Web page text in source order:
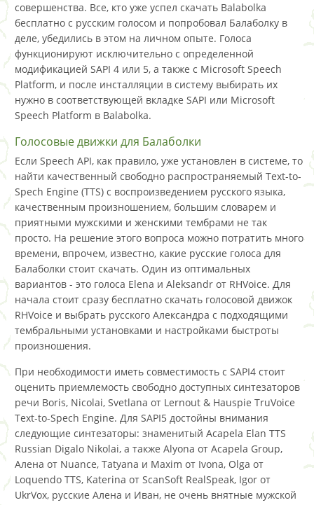
совершенства. Все, кто уже успел скачать Balabolka
бесплатно с русским голосом и попробовал Балаболку в
деле, убедились в этом на личном опыте. Голоса
функционируют исключительно с определенной
модификацией SAPI 4 или 5, а также с Microsoft Speech
Platform, и после инсталляции в систему выбирать их
нужно в соответствующей вкладке SAPI или Microsoft
Speech Platform в Balabolka.
Голосовые движки для Балаболки
Если Speech API, как правило, уже установлен в системе, то
найти качественный свободно распространяемый Text-to-
Spech Engine (TTS) с воспроизведением русского языка,
качественным произношением, большим словарем и
приятными мужскими и женскими тембрами не так
просто. На решение этого вопроса можно потратить много
времени, впрочем, известно, какие русские голоса для
Балаболки стоит скачать. Один из оптимальных
вариантов - это голоса Elena и Aleksandr от RHVoice. Для
начала стоит сразу бесплатно скачать голосовой движок
RHVoice и выбрать русского Александра с подходящими
тембральными установками и настройками быстроты
произношения.
При необходимости иметь совместимость с SAPI4 стоит
оценить приемлемость свободно доступных синтезаторов
речи Boris, Nicolai, Svetlana от Lernout & Hauspie TruVoice
Text-to-Spech Engine. Для SAPI5 достойны внимания
следующие синтезаторы: знаменитый Acapela Elan TTS
Russian Digalo Nikolai, а также Alyona от Acapela Group,
Алена от Nuance, Tatyana и Maxim от Ivona, Olga от
Loquendo TTS, Katerina от ScanSoft RealSpeak, Igor от
UkrVox, русские Алена и Иван, не очень внятные мужской